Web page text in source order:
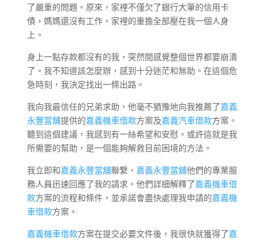
了嚴重的問題。原來，家裡不僅欠了銀行大筆的信用卡
債，媽媽還沒有工作，家裡的重擔全部壓在我一個人身
上。
身上一點存款都沒有的我，突然間感覺整個世界都要崩潰
了。我不知道該怎麼辦，感到十分迷茫和無助。在這個危
急時刻，我決定找出一條出路。
我向我最信任的兄弟求助，他毫不猶豫地向我推薦了嘉義
永豐當舖提供的嘉義機車借款方案及嘉義汽車借款方案。
聽到這個建議，我感到有一絲希望和安慰。或許這就是我
所需要的幫助，是一個能夠解救目前困境的方法。
我立即和嘉義永豐當舖聯繫， 嘉義永豐當舖他們的專業服
務人員迅速回應了我的請求。他們詳細解釋了嘉義機車借
款方案的流程和條件，並承諾會盡快處理我申請的嘉義機
車借款方案。
嘉義機車借款方案在提交必要文件後，我很快就獲得了嘉